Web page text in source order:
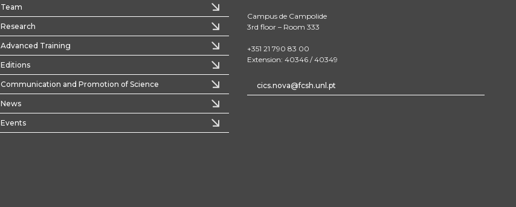
Team
Research
Advanced Training
Editions
Communication and Promotion of Science
News
Events
Campus de Campolide
3rd floor – Room 333
+351 21 790 83 00
Extension: 40346 / 40349
cics.nova@fcsh.unl.pt